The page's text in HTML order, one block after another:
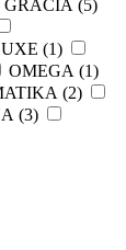
GRACIA (5)
(1)
OMEGA (1)
(2)
(3)